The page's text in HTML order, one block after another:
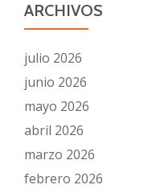
ARCHIVOS
julio 2026
junio 2026
mayo 2026
abril 2026
marzo 2026
febrero 2026